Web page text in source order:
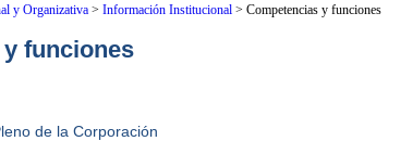
y Organizativa> Información Institucional > Competencias y funciones
funciones
de la Corporación